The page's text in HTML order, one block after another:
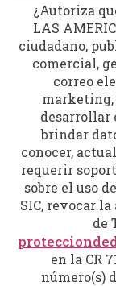
¿Autoriza
LAS
ciudadano,
comercial,
correo
marketing,
desarrollar
brindar
conocer,
requerir
sobre el uso
SIC, revocar
de
en la CR
número(s)